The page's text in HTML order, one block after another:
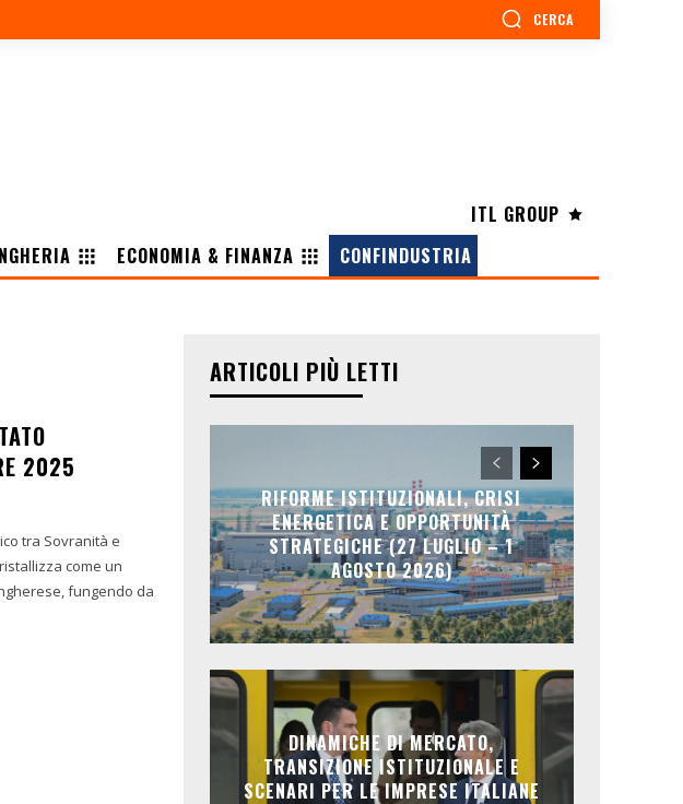
CERCA
ITL GROUP
ECONOMIA & FINANZA CONFINDUSTRIA
2025
fungendo da
ARTICOLI PIÙ LETTI
RIFORME ISTITUZIONALI, CRISI
ENERGETICA E OPPORTUNITÀ
STRATEGICHE (27 LUGLIO – 1
AGOSTO 2026)
DINAMICHE DI MERCATO,
TRANSIZIONE ISTITUZIONALE E
SCENARI PER LE IMPRESE ITALIANE